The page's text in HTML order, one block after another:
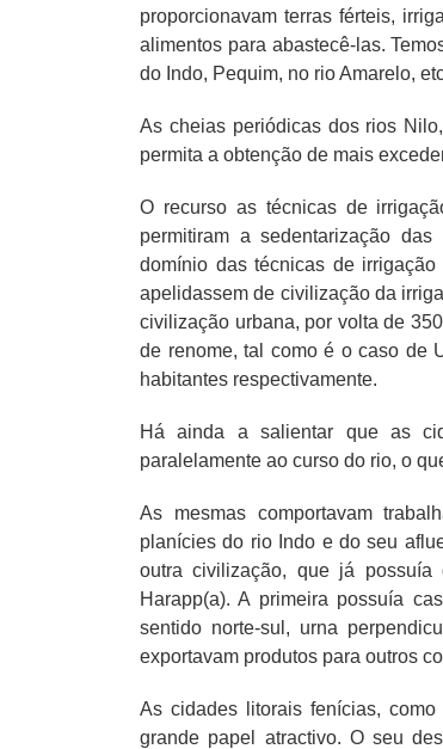
proporcionavam terras férteis,
alimentos para abastecê-las.
do Indo, Pequim, no rio Amarelo,
As cheias periódicas dos rios
permita a obtenção de mais
O recurso as técnicas de
permitiram a sedentarização
domínio das técnicas de
apelidassem de civilização da
civilização urbana, por volta de
de renome, tal como é o caso de
habitantes respectivamente.
Há ainda a salientar que as
paralelamente ao curso do rio, o
As mesmas comportavam
planícies do rio Indo e do seu
outra civilização, que já possuía
Harapp(a). A primeira possuía
sentido norte-sul, urna
exportavam produtos para outros
As cidades litorais fenícias,
grande papel atractivo. O seu